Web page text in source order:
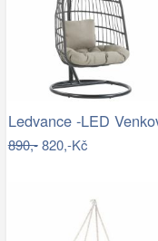
890,-820,-Kč